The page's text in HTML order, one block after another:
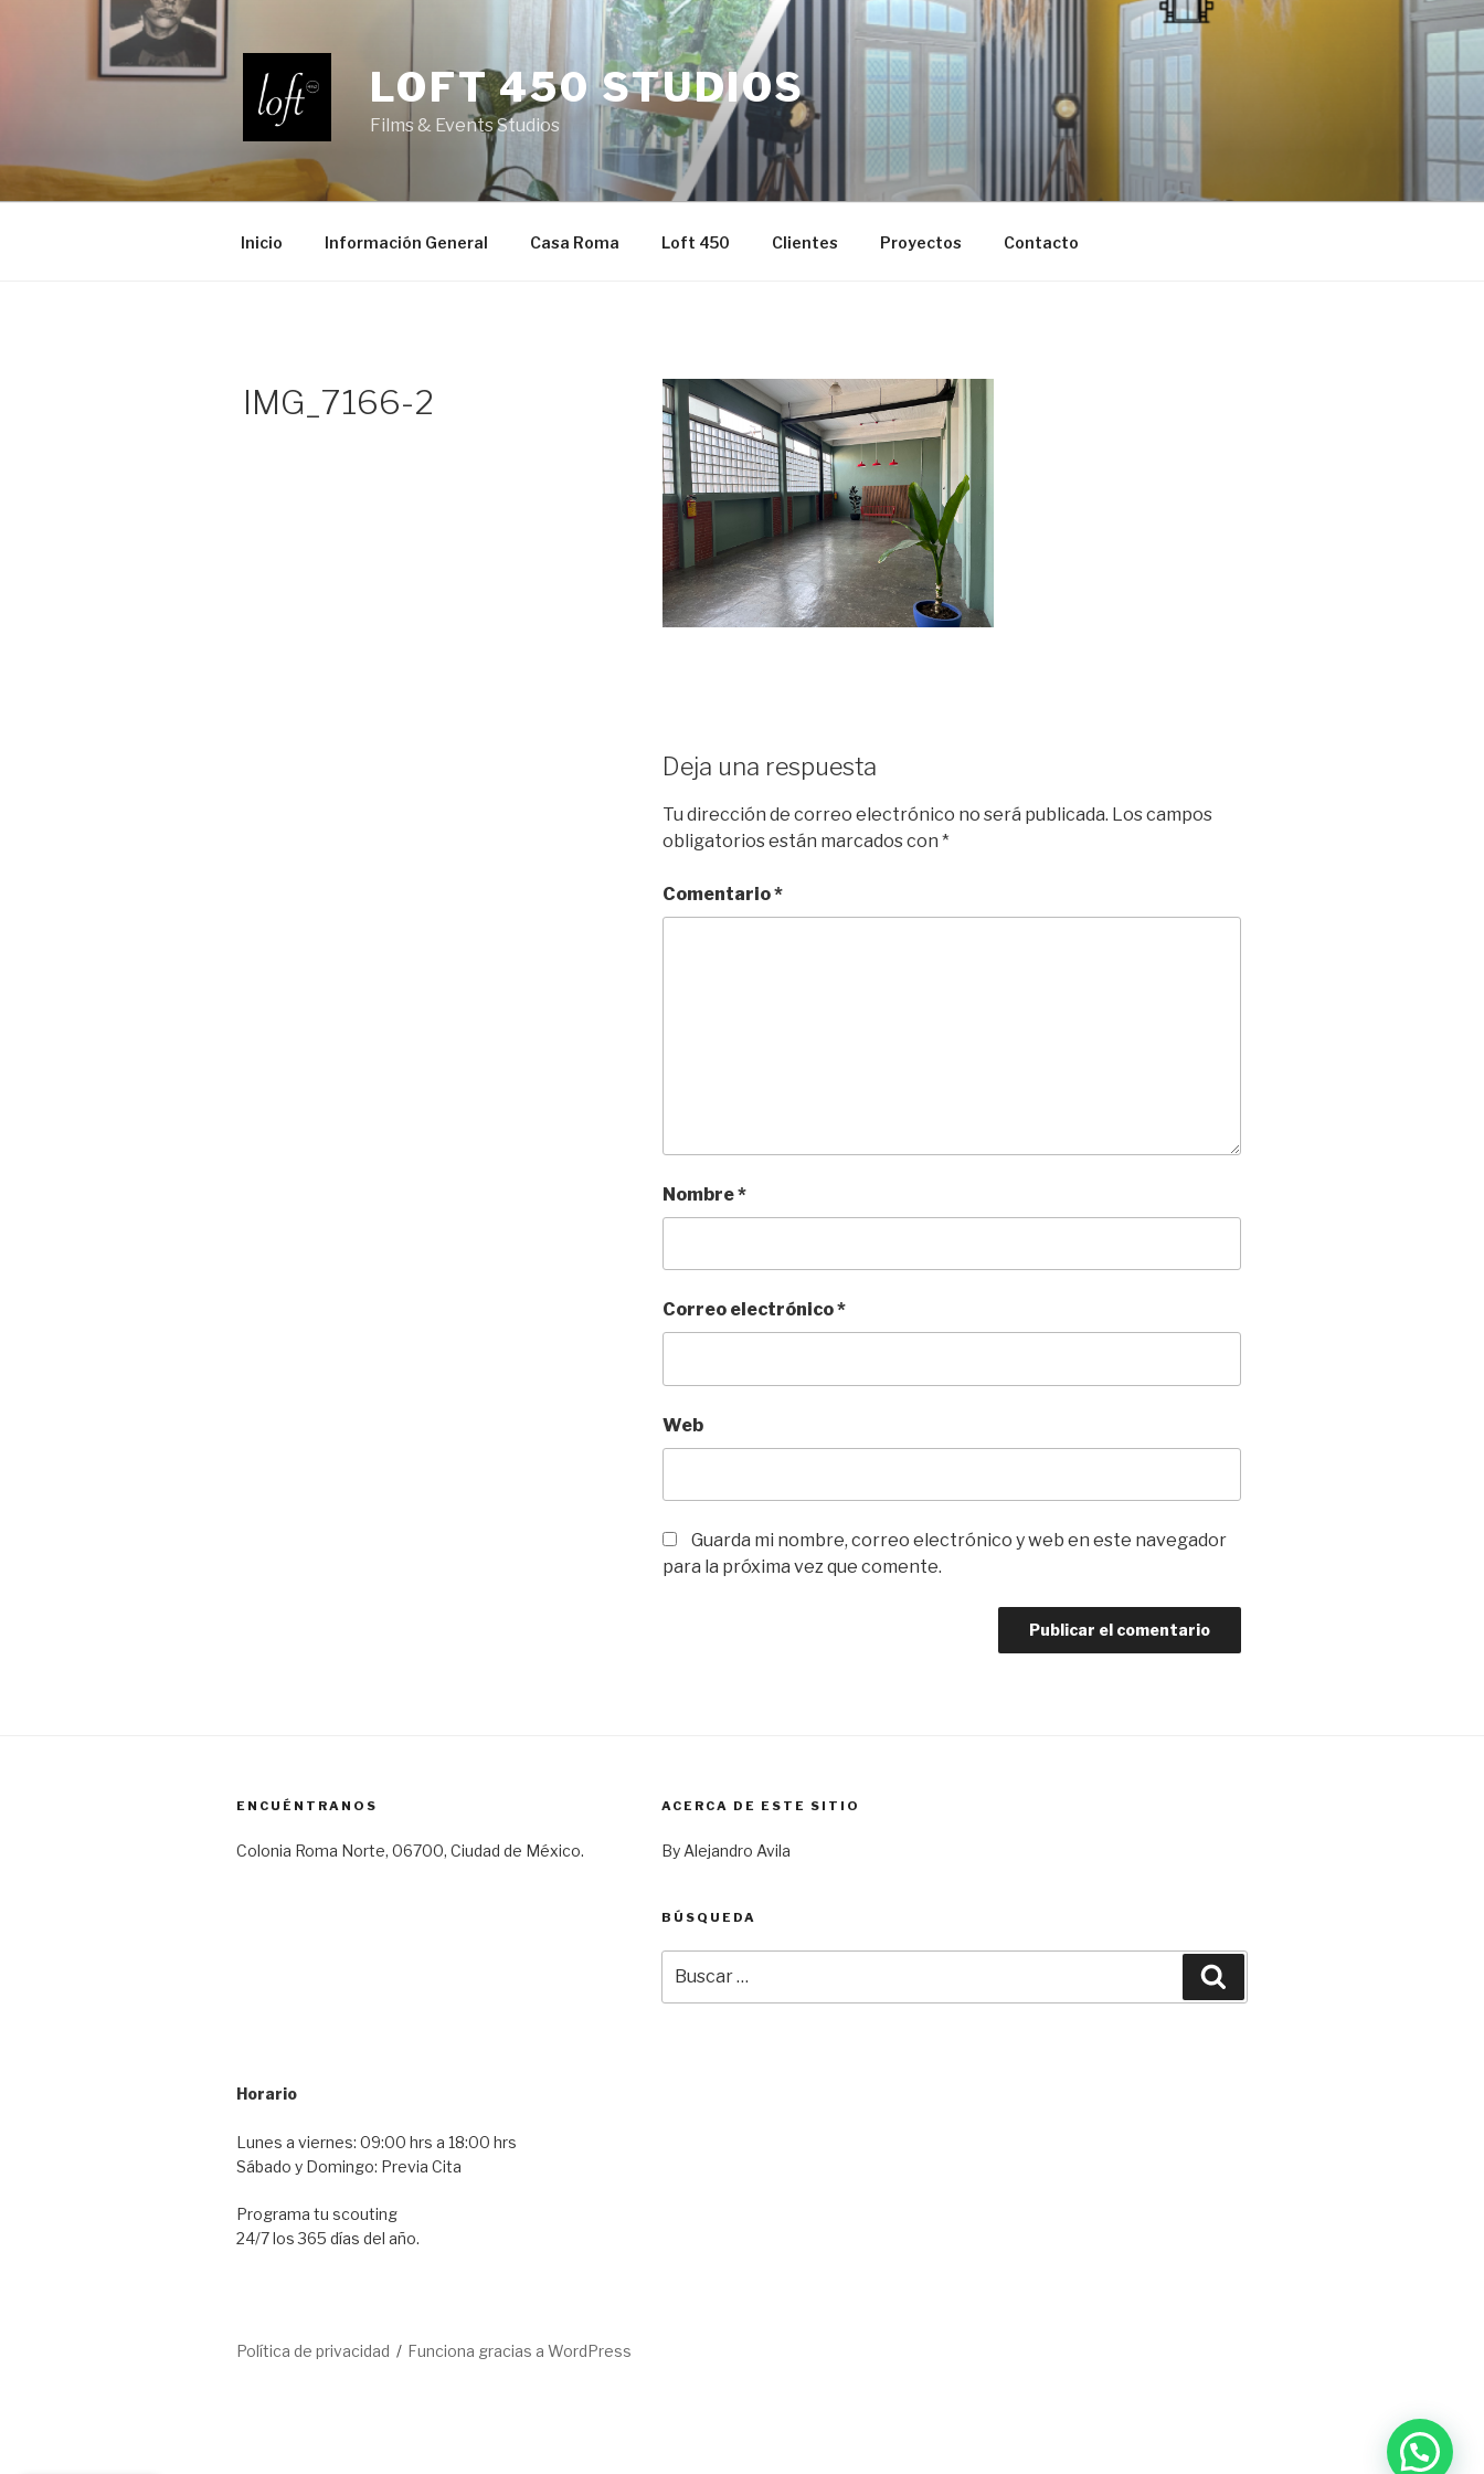
LOFT 450 STUDIOS
Films & Events Studios
Inicio Información General Casa Roma Loft 450 Clientes Proyectos Contacto
IMG_7166-2
Deja una respuesta
Tu dirección de correo electrónico no será publicada. Los campos
obligatorios están marcados con *
Comentario*
Nombre*
Correo electrónico*
Web
Guarda mi nombre, correo electrónico y web en este navegador
para la próxima vez que comente.
ENCUÉNTRANOS
Colonia Roma Norte, 06700, Ciudad de México.
Horario
Lunes a viernes: 09:00 hrs a 18:00 hrs
Sábado y Domingo: Previa Cita
Programa tu scouting
24/7 los 365 días del año.
ACERCA DE ESTE SITIO
By Alejandro Avila
BÚSQUEDA
por:
Política de privacidad Funciona gracias a WordPress